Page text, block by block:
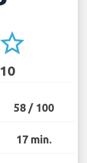
star_border
58 / 100
17 min.